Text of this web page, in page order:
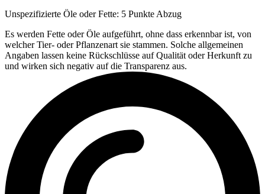
Unspezifizierte Öle oder Fette: 5 Punkte Abzug
Es werden Fette oder Öle aufgeführt, ohne dass erkennbar ist, von
welcher Tier- oder Pflanzenart sie stammen. Solche allgemeinen
Angaben lassen keine Rückschlüsse auf Qualität oder Herkunft zu
und wirken sich negativ auf die Transparenz aus.